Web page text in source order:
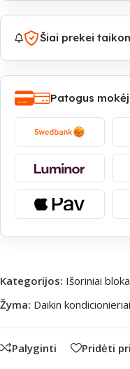
Šiai prekei
Patogus
Kategorijos: Išoriniai
Žyma: Daikin kondicionieriai
Palyginti Pridėti